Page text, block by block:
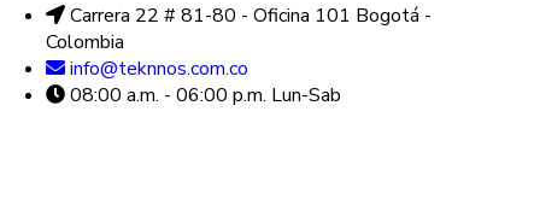
Carrera 22 # 81-80 - Oficina 101 Bogotá -
Colombia
info@teknnos.com.co
08:00 a.m. - 06:00 p.m. Lun-Sab